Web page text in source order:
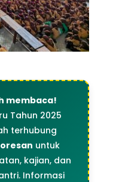
membaca!
Tahun 2025
terhubung
untuk
kajian, dan
Informasi